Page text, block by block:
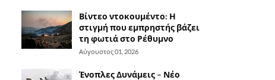
Βίντεο ντοκουμέντο: Η
στιγμή που εμπρηστής βάζει
τη φωτιά στο Ρέθυμνο
Αύγουστος 01, 2026
Ένοπλες Δυνάμεις – Νέο